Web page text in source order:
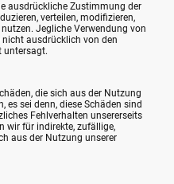
ausdrückliche Zustimmung der
verteilen, modifizieren,
Jegliche Verwendung von
ausdrücklich von den
untersagt.
die sich aus der Nutzung
es sei denn, diese Schäden sind
Fehlverhalten unsererseits
wir für indirekte, zufällige,
aus der Nutzung unserer